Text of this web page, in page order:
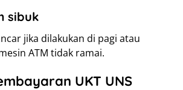
sibuk
jika dilakukan di pagi atau
ATM tidak ramai.
UKT UNS